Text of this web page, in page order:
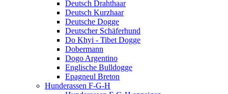
Deutsch Drahthaar
Deutsch Kurzhaar
Deutsche Dogge
Deutscher Schäferhund
Do Khyi - Tibet Dogge
Dobermann
Dogo Argentino
Englische Bulldogge
Epagneul Breton
Hunderassen F-G-H